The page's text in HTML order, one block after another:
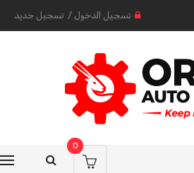
تسجيل الدخول / تسجيل جديد
0